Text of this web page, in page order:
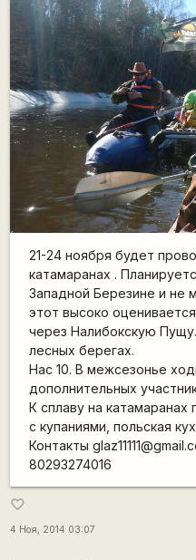
21-24 ноября будет
катамаранах .
Западной Березине и не
этот высоко
через Налибокскую
лесных берегах.
Нас 10. В межсезонье
дополнительных
К сплаву на катамаранах
с купаниями, польская
Контакты
80293274016
favorite_border
4 Ноя, 2014 03:07